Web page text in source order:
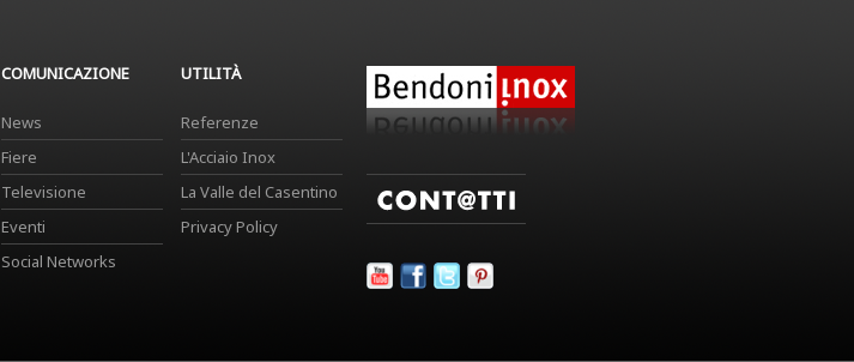
COMUNICAZIONE
News
Fiere
Televisione
Eventi
Social Networks
UTILITÀ
Referenze
L'Acciaio Inox
La Valle del Casentino
Privacy Policy